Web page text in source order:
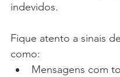
indevidos.
Fique atento a sinais
como:
Mensagens com